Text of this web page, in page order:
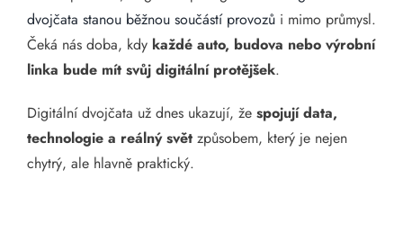
dvojčata stanou běžnou součástí provozů i mimo průmysl.
Čeká nás doba, kdy každé auto, budova nebo výrobní
linka bude mít svůj digitální protějšek.
Digitální dvojčata už dnes ukazují, že spojují data,
technologie a reálný svět způsobem, který je nejen
chytrý, ale hlavně praktický.